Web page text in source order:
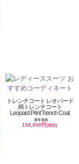
トレンチコート レオパード
柄トレンチコート
Leopard Print Trench Coat
通常価格
158,000円(税別)